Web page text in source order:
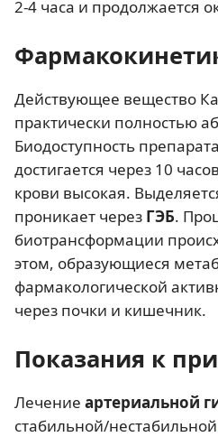
2-4 часа и продолжается
Действующее вещество
практически полностью
Биодоступность
достигается через 10
крови высокая.
проникает через ГЭБ.
биотрансформации
этом, образующиеся
фармакологической
через почки и кишечник.
Показания к
Лечение артериальной
стабильной/нестабильной